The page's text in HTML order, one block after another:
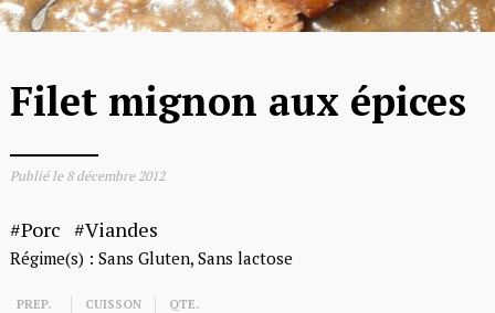
Filet mignon aux épices
Publié le 8 décembre 2012
Porc Viandes
Régime(s) : Sans Gluten Sans lactose
PREP. CUISSON QTE.